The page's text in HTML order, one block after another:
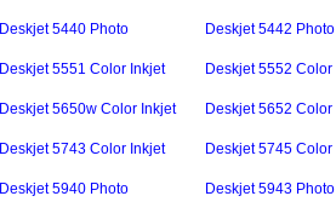
Deskjet 5440 Photo Deskjet 5442 Photo
Deskjet 5551 Color Inkjet Deskjet 5552 Color
Deskjet 5650w Color Inkjet Deskjet 5652 Color
Deskjet 5743 Color Inkjet Deskjet 5745 Color
Deskjet 5940 Photo Deskjet 5943 Photo